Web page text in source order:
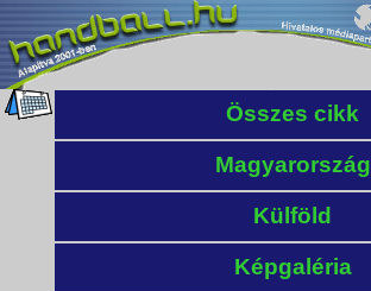
Összes cikk
Magyarország
Külföld
Képgaléria